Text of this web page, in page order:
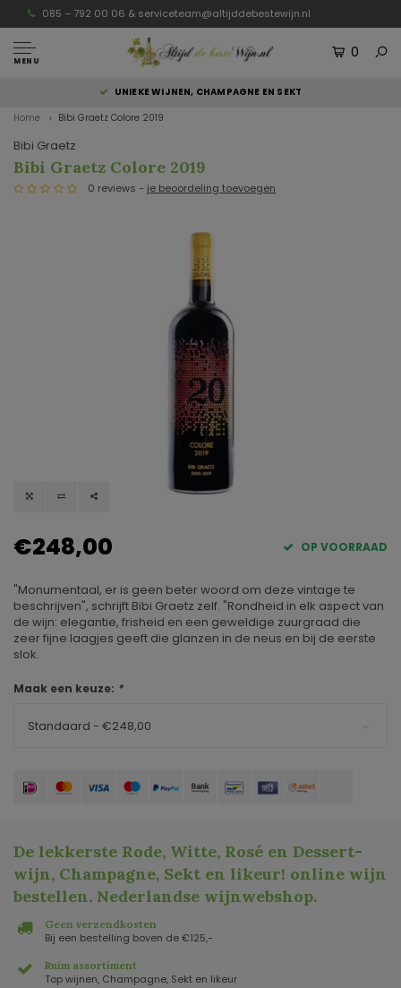
085 – 792 00 06 & serviceteam@altijddebestewijn.nl
MENU
0
UNIEKE WIJNEN, CHAMPAGNE EN SEKT
Home
Bibi Graetz Colore 2019
Bibi Graetz
Bibi Graetz Colore 2019
0 reviews - je beoordeling toevoegen
€248,00 OP VOORRAAD
"Monumentaal, er is geen beter woord om deze vintage te
beschrijven", schrijft Bibi Graetz zelf. "Rondheid in elk aspect van
de wijn: elegantie, frisheid en een geweldige zuurgraad die
zeer fijne laagjes geeft die glanzen in de neus en bij de eerste
slok.
Maak een keuze: *
Standaard - €248,00
De lekkerste Rode, Witte, Rosé en Dessert-
wijn, Champagne, Sekt en likeur! online wijn
bestellen. Nederlandse wijnwebshop.
Geen verzendkosten
Bij een bestelling boven de €125,-
Ruim assortiment
Top wijnen, Champagne, Sekt en likeur